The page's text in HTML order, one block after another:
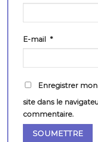
E-mail *
Enregistrer
site dans le
commentaire.